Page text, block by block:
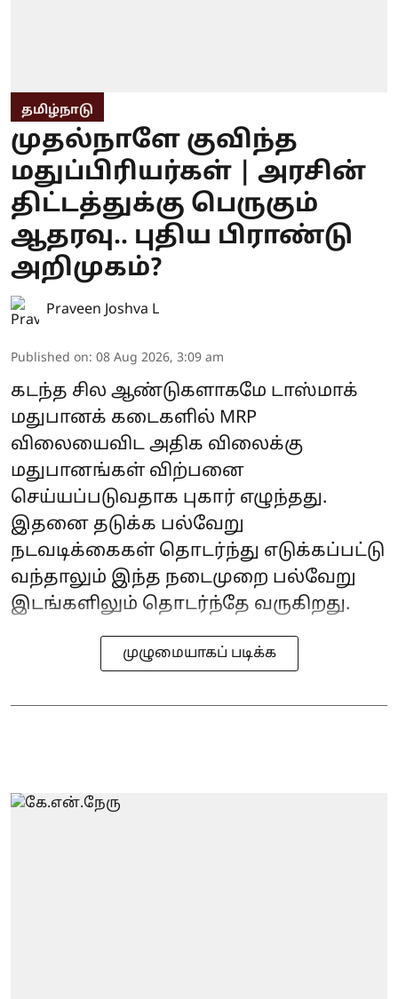
தமிழ்நாடு
முதல்நாளே குவிந்த
மதுப்பிரியர்கள் | அரசின்
திட்டத்துக்கு பெருகும்
ஆதரவு.. புதிய பிராண்டு
அறிமுகம்?
Praveen Joshva L
Published on: 08 Aug 2026, 3:09 am
கடந்த சில ஆண்டுகளாகமே டாஸ்மாக்
மதுபானக் கடைகளில் MRP
விலையைவிட அதிக விலைக்கு
மதுபானங்கள் விற்பனை
செய்யப்படுவதாக புகார் எழுந்தது.
இதனை தடுக்க பல்வேறு
நடவடிக்கைகள் தொடர்ந்து எடுக்கப்பட்டு
வந்தாலும் இந்த நடைமுறை பல்வேறு
இடங்களிலும் தொடர்ந்தே வருகிறது.
முழுமையாகப் படிக்க